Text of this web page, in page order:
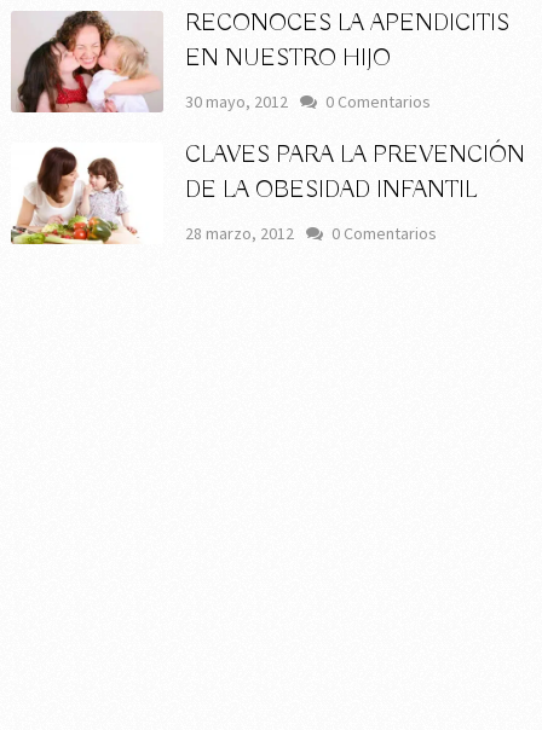
RECONOCES LA APENDICITIS
EN NUESTRO HIJO
30 mayo, 2012 0 Comentarios
CLAVES PARA LA PREVENCIÓN
DE LA OBESIDAD INFANTIL
28 marzo, 2012 0 Comentarios